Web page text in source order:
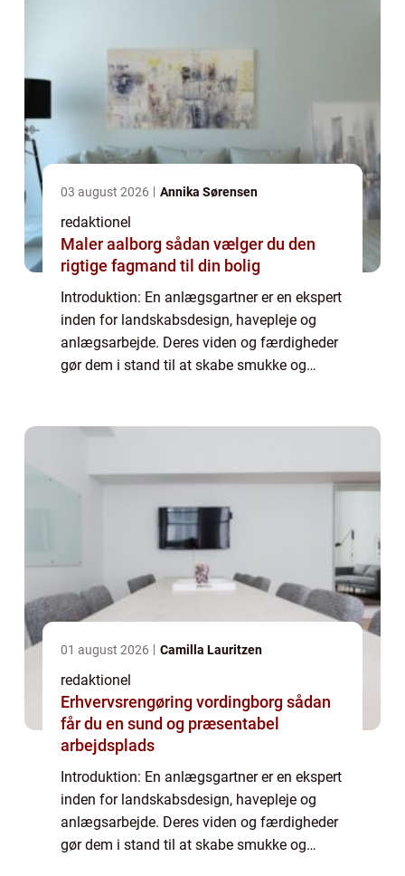
03 august 2026 Annika Sørensen
redaktionel
Maler aalborg sådan vælger du den
rigtige fagmand til din bolig
Introduktion: En anlægsgartner er en ekspert
inden for landskabsdesign, havepleje og
anlægsarbejde. Deres viden og færdigheder
gør dem i stand til at skabe smukke og
01 august 2026 Camilla Lauritzen
redaktionel
Erhvervsrengøring vordingborg sådan
får du en sund og præsentabel
arbejdsplads
Introduktion: En anlægsgartner er en ekspert
inden for landskabsdesign, havepleje og
anlægsarbejde. Deres viden og færdigheder
gør dem i stand til at skabe smukke og